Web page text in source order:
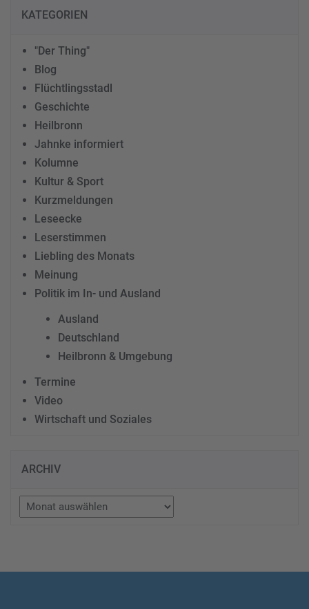
KATEGORIEN
"Der Thing"
Blog
Flüchtlingsstadl
Geschichte
Heilbronn
Jahnke informiert
Kolumne
Kultur & Sport
Kurzmeldungen
Leseecke
Leserstimmen
Liebling des Monats
Meinung
Politik im In- und Ausland
Ausland
Deutschland
Heilbronn & Umgebung
Termine
Video
Wirtschaft und Soziales
ARCHIV
Archiv